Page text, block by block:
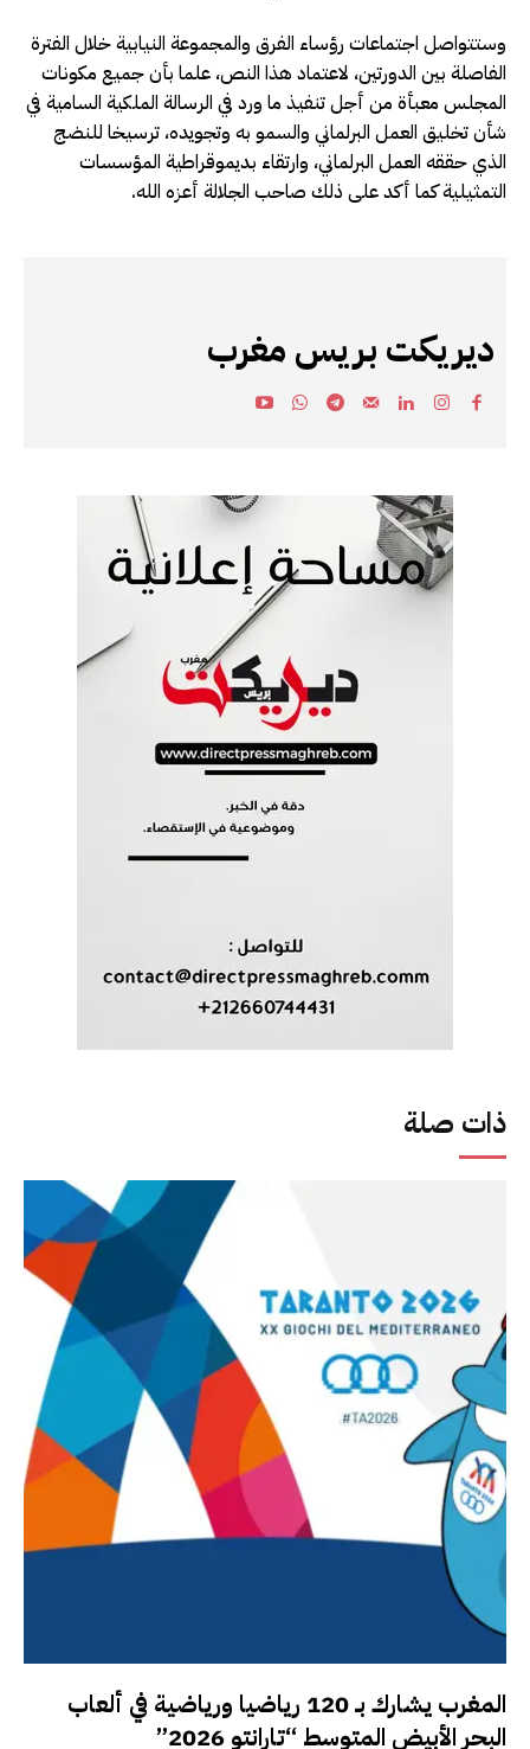
ذات صلة
المغرب يشارك بـ 120 رياضيا ورياضية في ألعاب
البحر الأبيض المتوسط “تارانتو 2026”
وستتواصل اجتماعات رؤساء الفرق والمجموعة النيابية خلال الفترة
الفاصلة بين الدورتين، لاعتماد هذا النص، علما بأن جميع مكونات
المجلس معبأة من أجل تنفيذ ما ورد في الرسالة الملكية السامية في
شأن تخليق العمل البرلماني والسمو به وتجويده، ترسيخا للنضج
الذي حققه العمل البرلماني، وارتقاء بديموقراطية المؤسسات
التمثيلية كما أكد على ذلك صاحب الجلالة أعزه الله.
ديريكت بريس مغرب